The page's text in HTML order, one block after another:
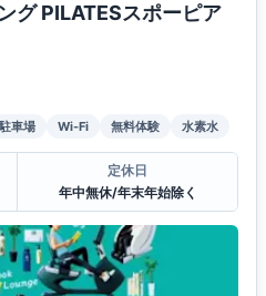
グ PILATESスポーピア
駐車場 Wi-Fi 無料体験 水素水
定休日
年中無休/年末年始除く